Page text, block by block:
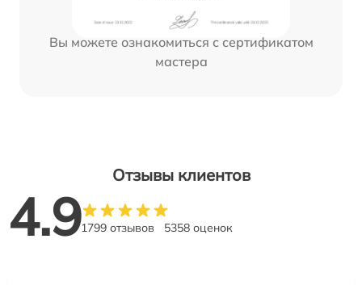
Вы можете ознакомиться с сертификатом
мастера
Отзывы клиентов
4.91799 отзывов 5358 оценок